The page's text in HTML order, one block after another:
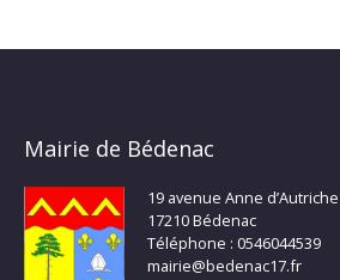
Mairie de Bédenac
19 avenue Anne d’Autriche
17210 Bédenac
Téléphone : 0546044539
mairie@bedenac17.fr